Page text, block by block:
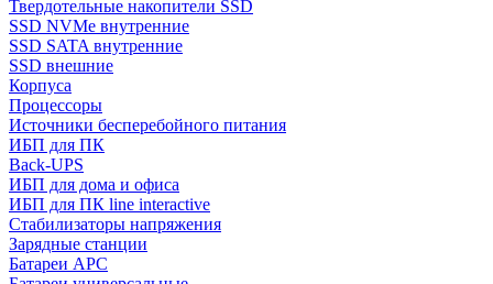
Твердотельные накопители SSD
SSD NVMe внутренние
SSD SATA внутренние
SSD внешние
Корпуса
Процессоры
Источники бесперебойного питания
ИБП для ПК
Back-UPS
ИБП для дома и офиса
ИБП для ПК linе interactive
Стабилизаторы напряжения
Зарядные станции
Батареи APC